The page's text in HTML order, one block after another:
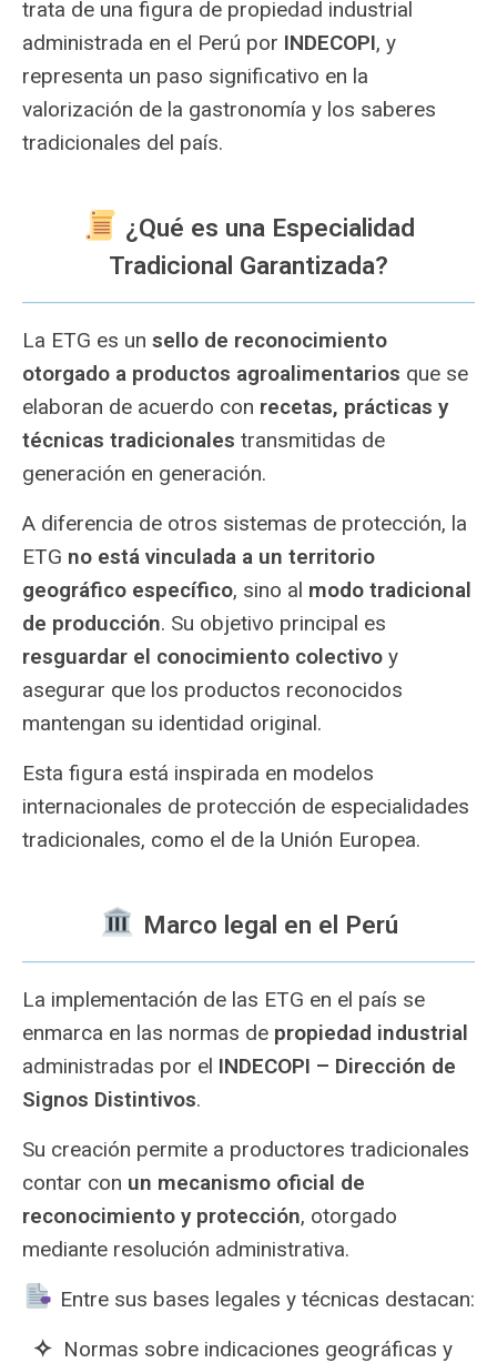
trata de una figura de propiedad industrial
administrada en el Perú por INDECOPI, y
representa un paso significativo en la
valorización de la gastronomía y los saberes
tradicionales del país.
¿Qué es una Especialidad
Tradicional Garantizada?
La ETG es un sello de reconocimiento
otorgado a productos agroalimentarios que se
elaboran de acuerdo con recetas, prácticas y
técnicas tradicionales transmitidas de
generación en generación.
A diferencia de otros sistemas de protección, la
ETG no está vinculada a un territorio
geográfico específico, sino al modo tradicional
de producción. Su objetivo principal es
resguardar el conocimiento colectivo y
asegurar que los productos reconocidos
mantengan su identidad original.
Esta figura está inspirada en modelos
internacionales de protección de especialidades
tradicionales, como el de la Unión Europea.
️ Marco legal en el Perú
La implementación de las ETG en el país se
enmarca en las normas de propiedad industrial
administradas por el INDECOPI – Dirección de
Signos Distintivos.
Su creación permite a productores tradicionales
contar con un mecanismo oficial de
reconocimiento y protección, otorgado
mediante resolución administrativa.
Entre sus bases legales y técnicas destacan:
Normas sobre indicaciones geográficas y